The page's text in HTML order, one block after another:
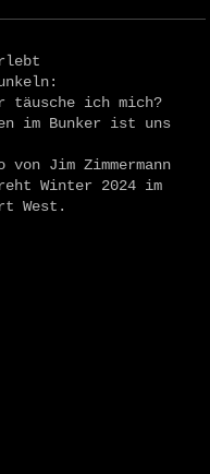
täusche ich mich?
im Bunker ist uns
Jim Zimmermann
Winter 2024 im
West.